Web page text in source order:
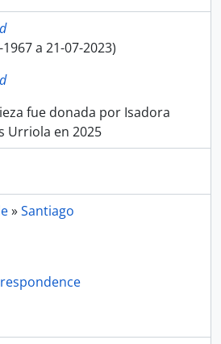
a 21-07-2023)
fue donada por Isadora
Urriola en 2025
»Santiago